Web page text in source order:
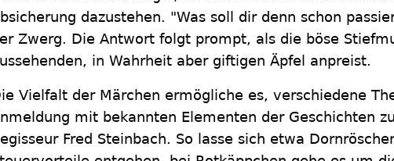
dazustehen. "Was soll dir denn schon
Zwerg. Die Antwort folgt prompt, als die böse
in Wahrheit aber giftigen Äpfel anpreist.
Vielfalt der Märchen ermögliche es, verschiedene
mit bekannten Elementen der Geschichten
Fred Steinbach. So lasse sich etwa